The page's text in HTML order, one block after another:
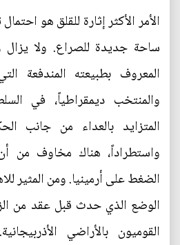
الأمر الأكثر إثارة للقلق هو
ساحة جديدة للصراع. ولا يزال
المعروف بطبيعته المندفعة
والمنتخب ديمقراطياً، في
المتزايد بالعداء من جانب
واستطراداً، هناك مخاوف من
الضغط على أرمينيا. ومن المثير
الوضع الذي حدث قبل عقد من
القوميون بالأراضي